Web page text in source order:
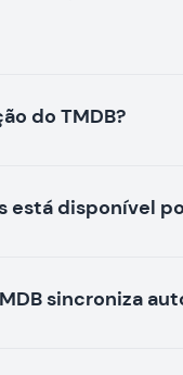
do TMDB?
está disponível
sincroniza